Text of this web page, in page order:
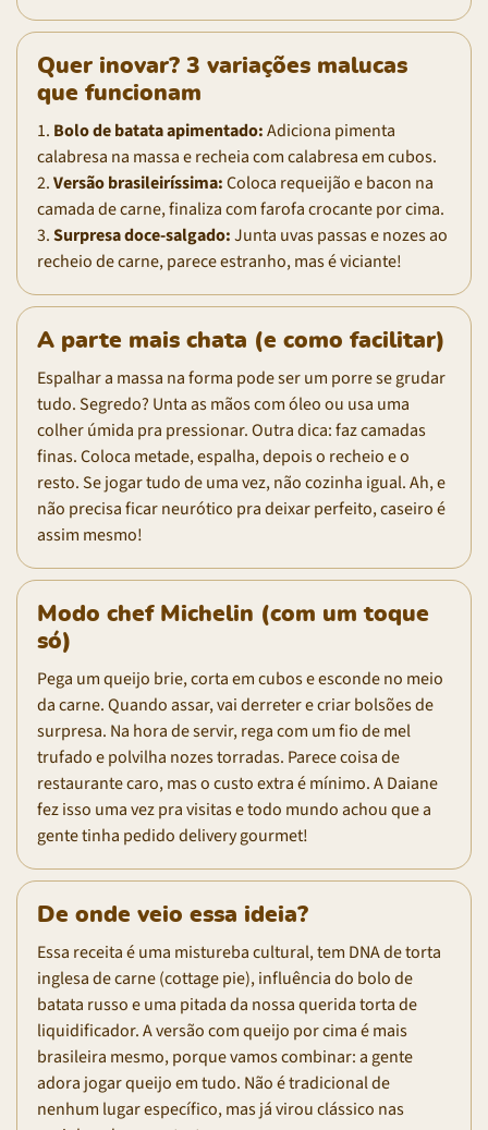
Quer inovar? 3 variações malucas
que funcionam
1. Bolo de batata apimentado:Adiciona pimenta
calabresa na massa e recheia com calabresa em cubos.
2.Versão brasileiríssima:Coloca requeijão e bacon na
camada de carne, finaliza com farofa crocante por cima.
3.Surpresa doce-salgado:Junta uvas passas e nozes ao
recheio de carne, parece estranho, mas é viciante!
A parte mais chata (e como facilitar)
Espalhar a massa na forma pode ser um porre se grudar
tudo. Segredo? Unta as mãos com óleo ou usa uma
colher úmida pra pressionar. Outra dica: faz camadas
finas. Coloca metade, espalha, depois o recheio e o
resto. Se jogar tudo de uma vez, não cozinha igual. Ah, e
não precisa ficar neurótico pra deixar perfeito, caseiro é
assim mesmo!
Modo chef Michelin (com um toque
só)
Pega um queijo brie, corta em cubos e esconde no meio
da carne. Quando assar, vai derreter e criar bolsões de
surpresa. Na hora de servir, rega com um fio de mel
trufado e polvilha nozes torradas. Parece coisa de
restaurante caro, mas o custo extra é mínimo. A Daiane
fez isso uma vez pra visitas e todo mundo achou que a
gente tinha pedido delivery gourmet!
De onde veio essa ideia?
Essa receita é uma mistureba cultural, tem DNA de torta
inglesa de carne (cottage pie), influência do bolo de
batata russo e uma pitada da nossa querida torta de
liquidificador. A versão com queijo por cima é mais
brasileira mesmo, porque vamos combinar: a gente
adora jogar queijo em tudo. Não é tradicional de
nenhum lugar específico, mas já virou clássico nas